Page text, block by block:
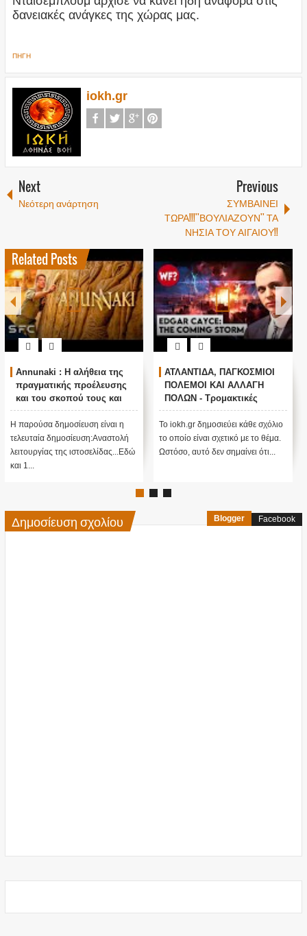
δανειακές ανάγκες της χώρας μας.
ΠΗΓΗ
iokh.gr
Next
Νεότερη ανάρτηση
Previous
ΣΥΜΒΑΙΝΕΙ
ΤΩΡΑ!!!''ΒΟΥΛΙΑΖΟΥΝ'' ΤΑ
ΝΗΣΙΑ ΤΟΥ ΑΙΓΑΙΟΥ!!
Related Posts
Annunaki : Η αλήθεια της
πραγματικής προέλευσης
και του σκοπού τους και
αναστολή λειτουργίας μας
....
Η παρούσα δημοσίευση είναι η
τελευταία δημοσίευση:Αναστολή
λειτουργίας της ιστοσελίδας...Εδώ
και 1...
ΑΤΛΑΝΤΙΔΑ, ΠΑΓΚΟΣΜΙΟΙ
ΠΟΛΕΜΟΙ ΚΑΙ ΑΛΛΑΓΗ
ΠΟΛΩΝ - Τρομακτικές
προβλέψεις του Edgar
Cayce (Video)
Το iokh.gr δημοσιεύει κάθε σχόλιο
το οποίο είναι σχετικό με το θέμα.
Ωστόσο, αυτό δεν σημαίνει ότι...
Δημοσίευση σχολίου Blogger Facebook